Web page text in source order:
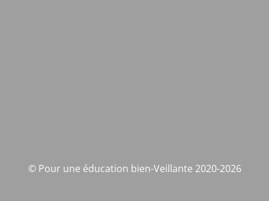
© Pour une éducation bien-Veillante 2020-2026